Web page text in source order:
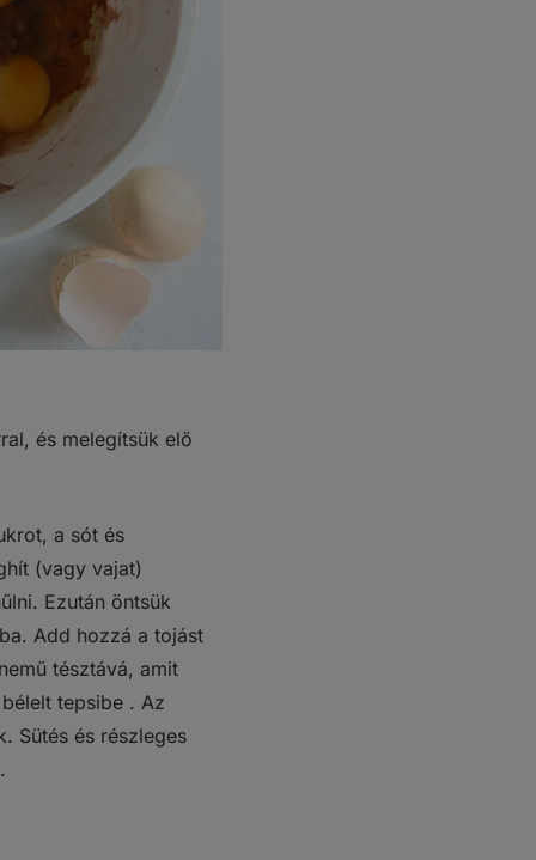
és melegítsük elő
a sót és
(vagy vajat)
Ezután öntsük
Add hozzá a tojást
tésztává, amit
tepsibe . Az
Sütés és részleges